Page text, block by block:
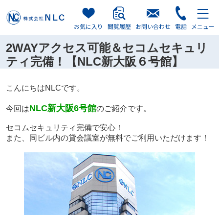
お気に入り 閲覧履歴 お問い合わせ 電話 メニュー
2WAYアクセス可能＆セコムセキュリ
ティ完備！【NLC新大阪６号館】
こんにちはNLCです。
今回はNLC新大阪6号館のご紹介です。
セコムセキュリティ完備で安心！
また、同ビル内の貸会議室が無料でご利用いただけます！